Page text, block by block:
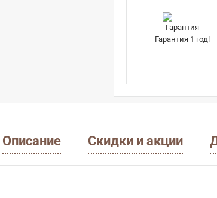
Гарантия 1 год!
Описание Скидки и акции